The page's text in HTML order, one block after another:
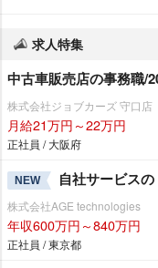
求人特集
中古車販売店の事務職/
株式会社ジョブカーズ 守口店
月給21万円～22万円
正社員 / 大阪府
NEW 自社サービス
株式会社AGE technologies
年収600万円～840万円
正社員 / 東京都